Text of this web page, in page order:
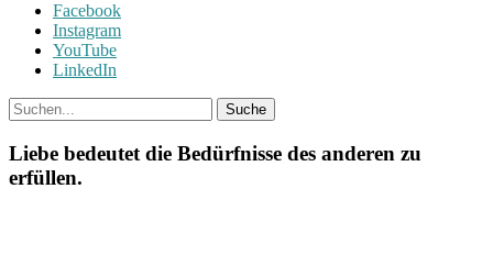
Facebook
Instagram
YouTube
LinkedIn
Liebe bedeutet die Bedürfnisse des anderen zu
erfüllen.